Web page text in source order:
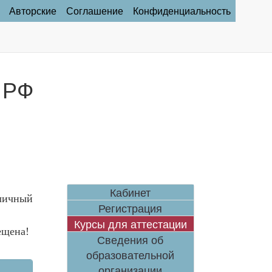
Авторские Соглашение Конфиденциальность
РФ
Кабинет
Регистрация
Курсы для аттестации
Сведения об
образовательной